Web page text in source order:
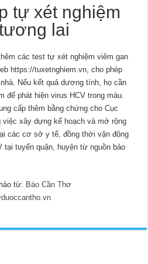
tự xét nghiệm
lai
các test tự xét nghiệm viêm gan
https://tuxetnghiem.vn, cho phép
Nếu kết quả dương tính, họ cần
để phát hiện virus HCV trong máu.
cấp thêm bằng chứng cho Cục
việc xây dựng kế hoạch và mở rộng
các cơ sở y tế, đồng thời vận động
tại tuyến quận, huyện từ nguồn bảo
từ: Báo Cần Thơ